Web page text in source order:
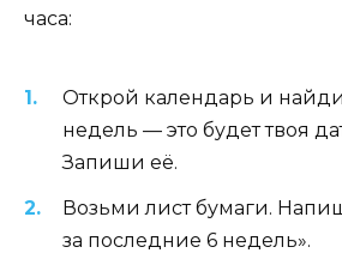
часа:
Открой календарь и
недель — это будет твоя
Запиши её.
Возьми лист бумаги.
за последние 6 недель».